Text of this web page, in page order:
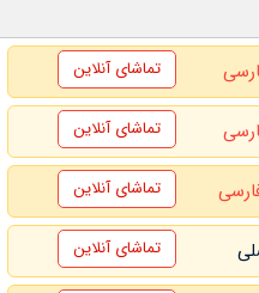
تماشای آنلاین
تماشای آنلاین
تماشای آنلاین
تماشای آنلاین